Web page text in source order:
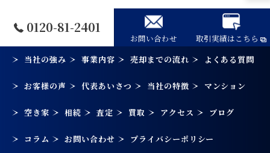
0120-81-2401
お問い合わせ
取引実績はこちら
当社の強み
事業内容 売却までの流れ よくある質問
お客様の声 代表あいさつ 当社の特徴 マンション
空き家 相続 査定 買取 アクセス ブログ
コラム お問い合わせ プライバシーポリシー